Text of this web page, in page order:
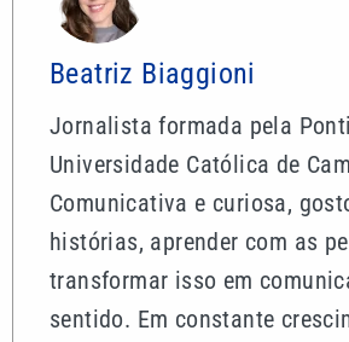
Beatriz Biaggioni
Jornalista formada pela
Universidade Católica de
Comunicativa e curiosa,
histórias, aprender com as
transformar isso em
sentido. Em constante